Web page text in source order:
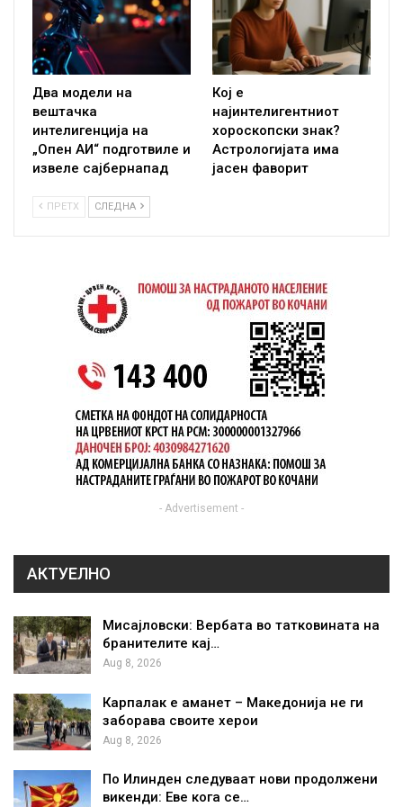
Два модели на
вештачка
интелигенција на
„Опен АИ“ подготвиле и
извеле сајбернапад
Кој е
најинтелигентниот
хороскопски знак?
Астрологијата има
јасен фаворит
ПРЕТХ СЛЕДНА
- Advertisement -
АКТУЕЛНО
Мисајловски: Вербата во татковината на
бранителите кај…
Aug 8, 2026
Карпалак е аманет – Македонија не ги
заборава своите херои
Aug 8, 2026
По Илинден следуваат нови продолжени
викенди: Еве кога се…